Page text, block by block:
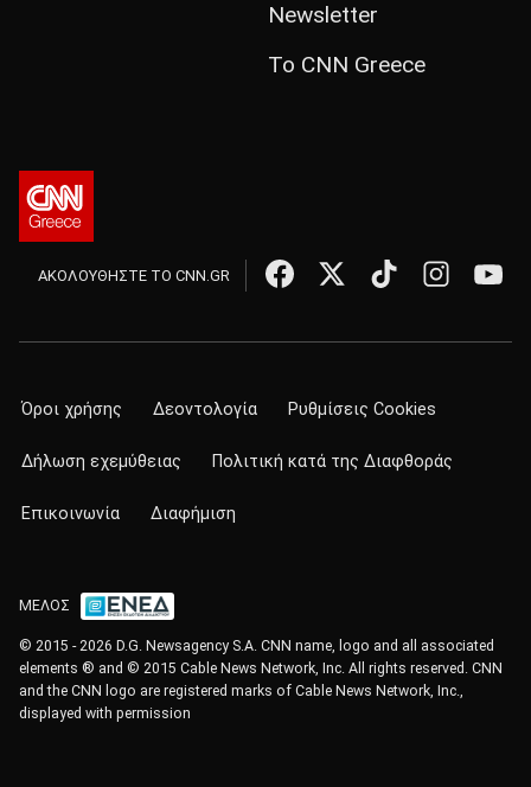
Newsletter
Το CNN Greece
ΑΚΟΛΟΥΘΗΣΤΕ ΤΟ CNN.GR
Όροι χρήσης Δεοντολογία Ρυθμίσεις Cookies
Δήλωση εχεμύθειας Πολιτική κατά της Διαφθοράς
Επικοινωνία Διαφήμιση
ΜΕΛΟΣ
© 2015 - 2026 D.G. Newsagency S.A. CNN name, logo and all associated
elements ® and © 2015 Cable News Network, Inc. All rights reserved. CNN
and the CNN logo are registered marks of Cable News Network, Inc.,
displayed with permission